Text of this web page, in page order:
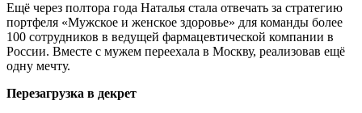
Ещё через полтора года Наталья стала отвечать за стратегию
портфеля «Мужское и женское здоровье» для команды более
100 сотрудников в ведущей фармацевтической компании в
России. Вместе с мужем переехала в Москву, реализовав ещё
одну мечту.
Перезагрузка в декрет